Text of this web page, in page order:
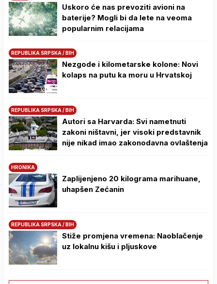
Uskoro će nas prevoziti avioni na
baterije? Mogli bi da lete na veoma
popularnim relacijama
REPUBLIKA SRPSKA / BIH
Nezgode i kilometarske kolone: Novi
kolaps na putu ka moru u Hrvatskoj
REPUBLIKA SRPSKA / BIH
Autori sa Harvarda: Svi nametnuti
zakoni ništavni, jer visoki predstavnik
nije nikad imao zakonodavna ovlaštenja
HRONIKA
Zaplijenjeno 20 kilograma marihuane,
uhapšen Zećanin
REPUBLIKA SRPSKA / BIH
Stiže promjena vremena: Naoblačenje
uz lokalnu kišu i pljuskove